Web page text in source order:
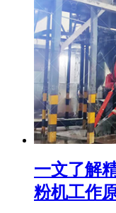
一文了解
粉机工作